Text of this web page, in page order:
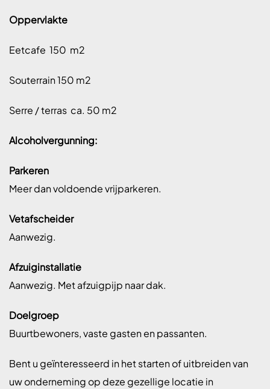
Oppervlakte
Eetcafe 150 m2
Souterrain 150 m2
Serre / terras ca. 50 m2
Alcoholvergunning:
Parkeren
Meer dan voldoende vrijparkeren.
Vetafscheider
Aanwezig.
Afzuiginstallatie
Aanwezig. Met afzuigpijp naar dak.
Doelgroep
Buurtbewoners, vaste gasten en passanten.
Bent u geïnteresseerd in het starten of uitbreiden van
uw onderneming op deze gezellige locatie in